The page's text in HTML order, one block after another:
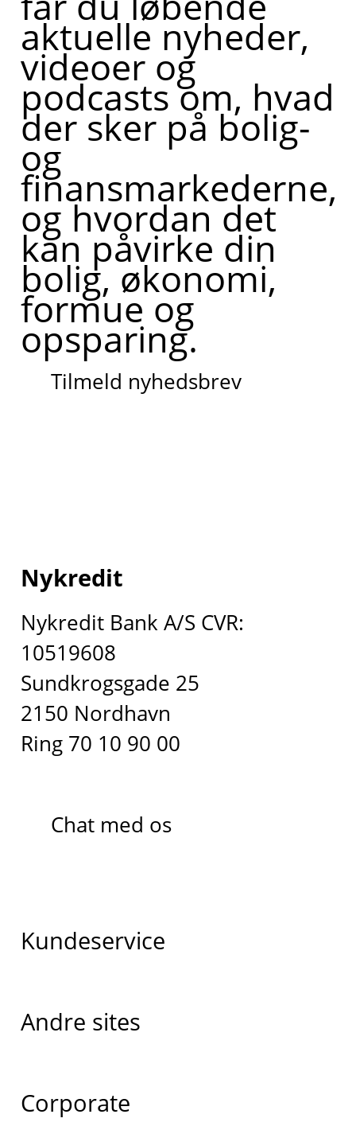
aktuelle nyheder,
videoer og
podcasts om, hvad
der sker på bolig-
og
finansmarkederne,
og hvordan det
kan påvirke din
bolig, økonomi,
formue og
opsparing.
Tilmeld nyhedsbrev
Nykredit
Nykredit Bank A/S CVR:
10519608
Sundkrogsgade 25
2150 Nordhavn
Ring 70 10 90 00
Chat med os
Kundeservice
Andre sites
Corporate